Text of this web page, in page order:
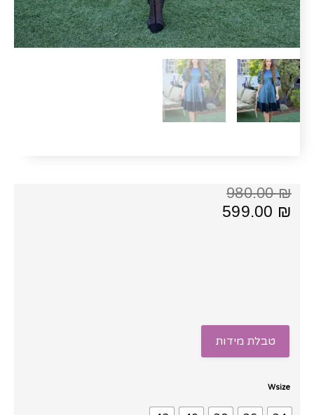
980.00₪
המחיר
המקורי
599.00 ₪
המחיר
הנוכחי
טבלת מידות
Wsize
כמות